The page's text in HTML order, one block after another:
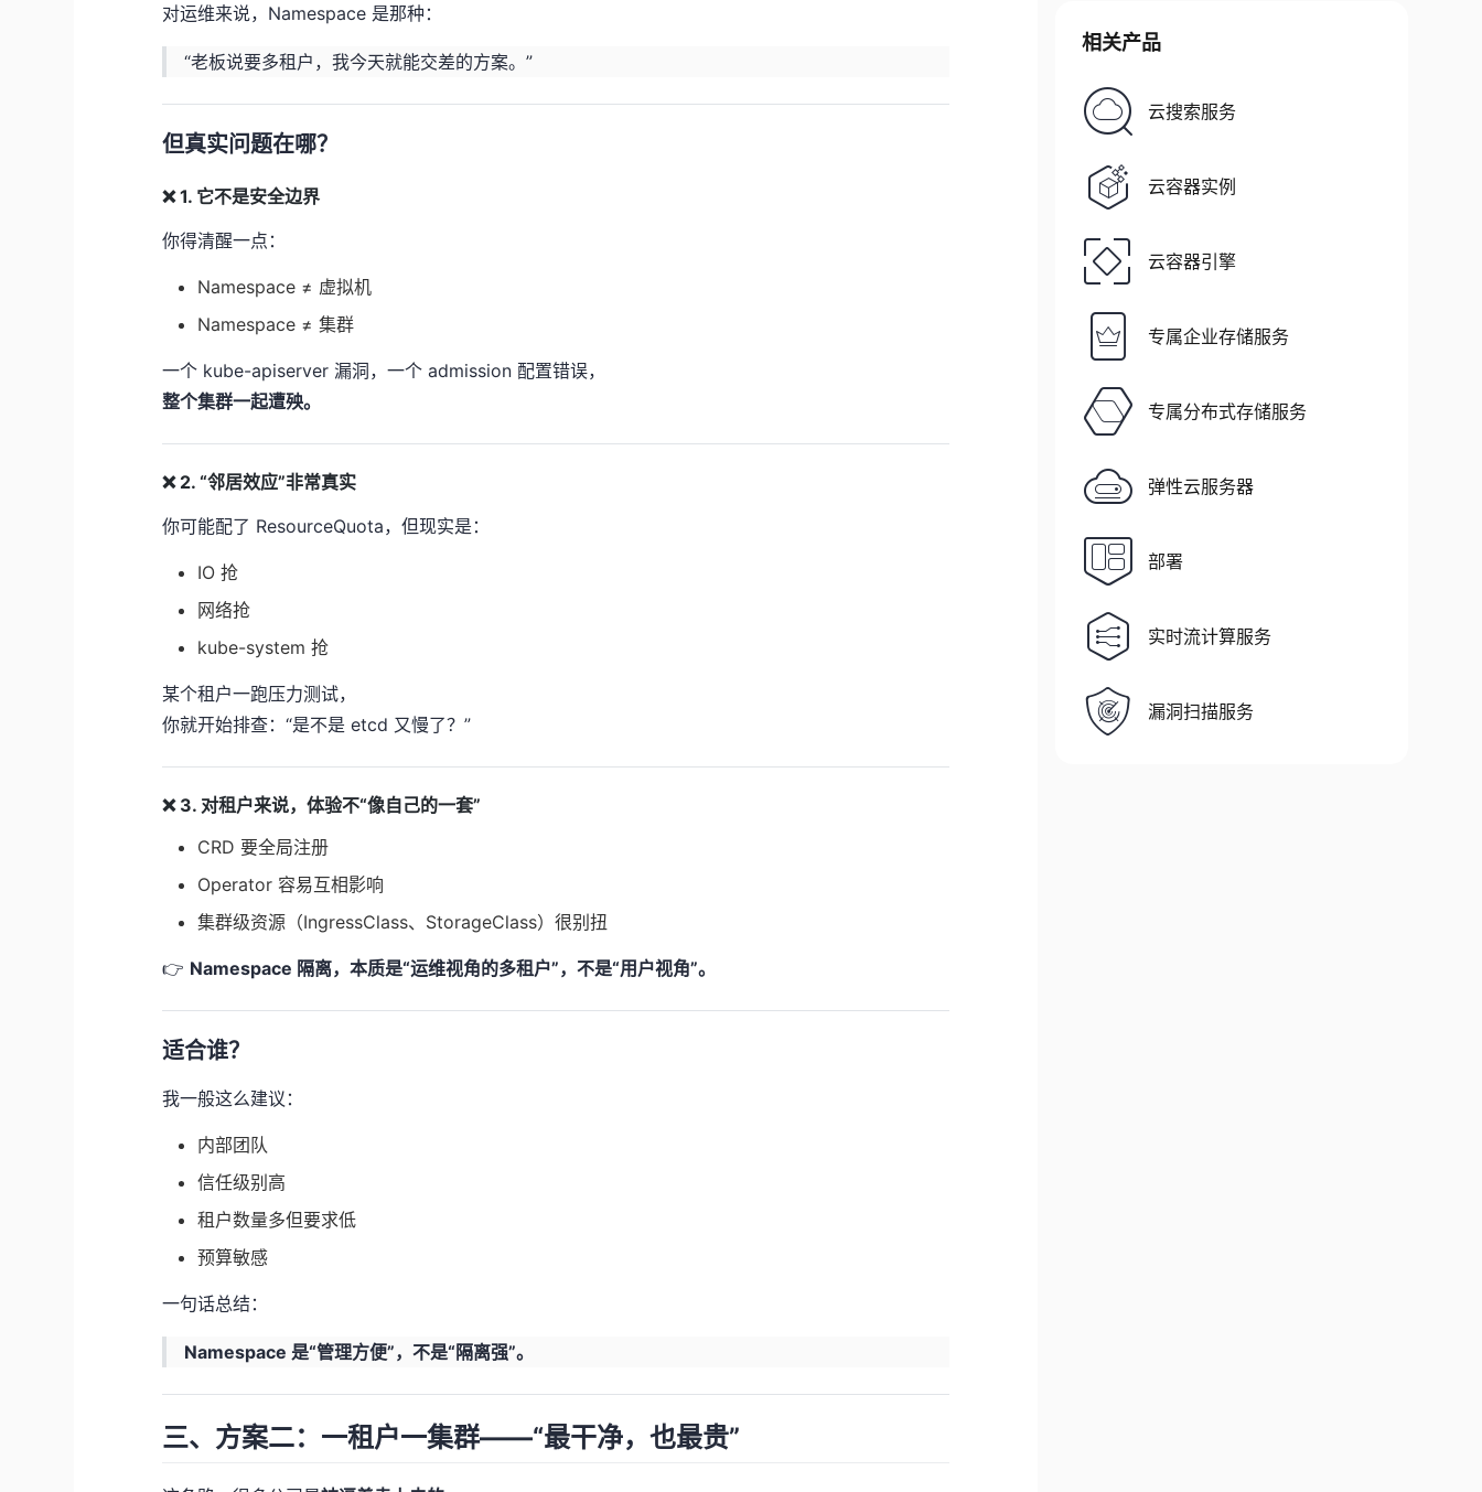
对运维来说，Namespace 是那种：
“老板说要多租户，我今天就能交差的方案。”
但真实问题在哪？
❌ 1. 它不是安全边界
你得清醒一点：
Namespace ≠ 虚拟机
Namespace ≠ 集群
一个 kube-apiserver 漏洞，一个 admission 配置错误，
整个集群一起遭殃。
❌ 2. “邻居效应”非常真实
你可能配了 ResourceQuota，但现实是：
IO 抢
网络抢
kube-system 抢
某个租户一跑压力测试，
你就开始排查：“是不是 etcd 又慢了？”
❌ 3. 对租户来说，体验不“像自己的一套”
CRD 要全局注册
Operator 容易互相影响
集群级资源（IngressClass、StorageClass）很别扭
👉 Namespace 隔离，本质是“运维视角的多租户”，不是“用户视角”。
适合谁？
我一般这么建议：
内部团队
信任级别高
租户数量多但要求低
预算敏感
一句话总结：
Namespace 是“管理方便”，不是“隔离强”。
三、方案二：一租户一集群——“最干净，也最贵”
相关产品
云搜索服务
云容器实例
云容器引擎
专属企业存储服务
专属分布式存储服务
弹性云服务器
部署
实时流计算服务
漏洞扫描服务